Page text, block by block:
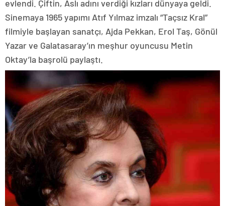
evlendi. Çiftin, Aslı adını verdiği kızları dünyaya geldi.
Sinemaya 1965 yapımı Atıf Yılmaz imzalı “Taçsız Kral”
filmiyle başlayan sanatçı, Ajda Pekkan, Erol Taş, Gönül
Yazar ve Galatasaray’ın meşhur oyuncusu Metin
Oktay’la başrolü paylaştı.